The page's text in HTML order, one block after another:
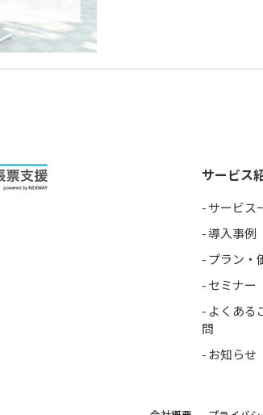
サービス
サービス
導入事例
プラン・
セミナー
よくある
問
お知らせ